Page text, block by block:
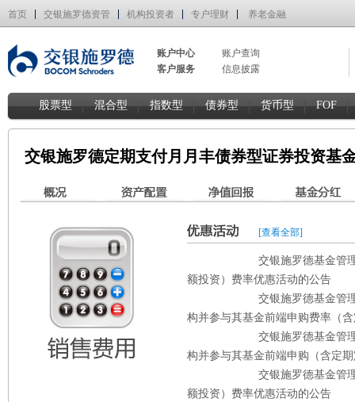
首页 交银施罗德资管 机构投资者 专户理财 养老金融
账户中心
账户查询
客户服务
信息披露
股票型 混合型 指数型 债券型 货币型 FOF
交银施罗德定期支付月月丰债券型证券投资基
[查看全部]
交银施罗德基金管
额投资）费率优惠活动的公告
交银施罗德基金管
构并参与其基金前端申购费率（
交银施罗德基金管
构并参与其基金前端申购（含定
交银施罗德基金管
额投资）费率优惠活动的公告